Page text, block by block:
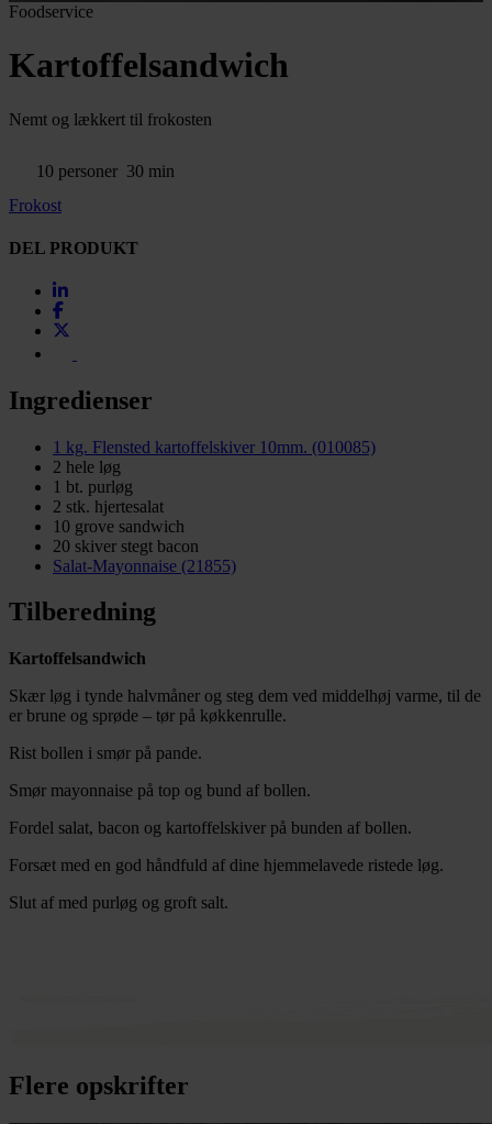
Foodservice
Kartoffelsandwich
Nemt og lækkert til frokosten
10 personer 30 min
Frokost
DEL PRODUKT
Ingredienser
1 kg. Flensted kartoffelskiver 10mm. (010085)
2 hele løg
1 bt. purløg
2 stk. hjertesalat
10 grove sandwich
20 skiver stegt bacon
Salat-Mayonnaise (21855)
Tilberedning
Kartoffelsandwich
Skær løg i tynde halvmåner og steg dem ved middelhøj varme, til de
er brune og sprøde – tør på køkkenrulle.
Rist bollen i smør på pande.
Smør mayonnaise på top og bund af bollen.
Fordel salat, bacon og kartoffelskiver på bunden af bollen.
Forsæt med en god håndfuld af dine hjemmelavede ristede løg.
Slut af med purløg og groft salt.
Flere opskrifter